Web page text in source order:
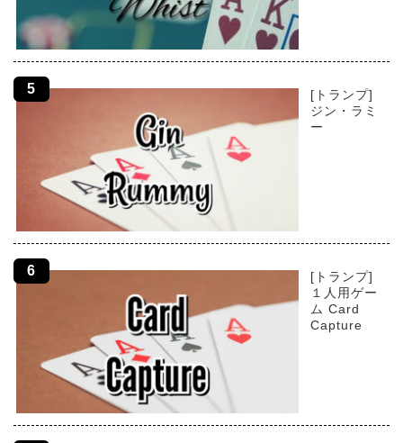
[トランプ]
ジン・ラミ
ー
[トランプ]
１人用ゲー
ム Card
Capture